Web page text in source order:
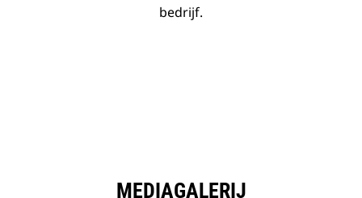
bedrijf.
MEDIAGALERIJ